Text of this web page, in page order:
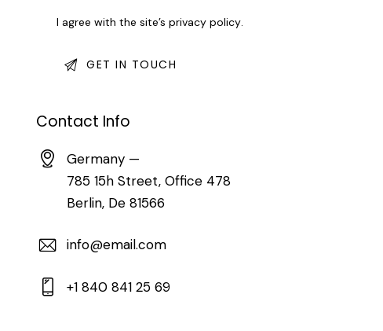
I agree with the site’s privacy policy.
Contact Info
Germany —
785 15h Street, Office 478
Berlin, De 81566
info@email.com
+1 840 841 25 69